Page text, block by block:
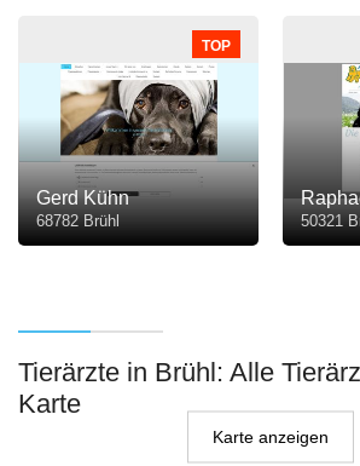
TOP
Gerd Kühn
68782 Brühl 50321
Tierärzte in Brühl: Alle
Karte
Karte anzeigen